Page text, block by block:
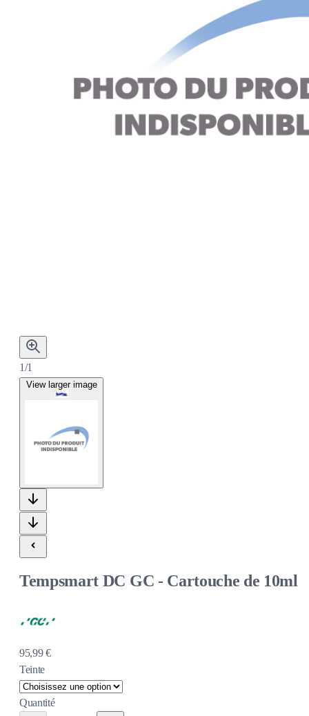
1/1
View larger image
Tempsmart DC GC - Cartouche de 10ml
95,99 €
Teinte
Quantité